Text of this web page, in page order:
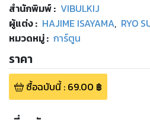
สำนักพิมพ์: VIBULKIJ
ผู้แต่ง : HAJIME ISAYAMA, RYO
หมวดหมู่: การ์ตูน
ราคา
ซื้อฉบับนี้: 69.00 ฿